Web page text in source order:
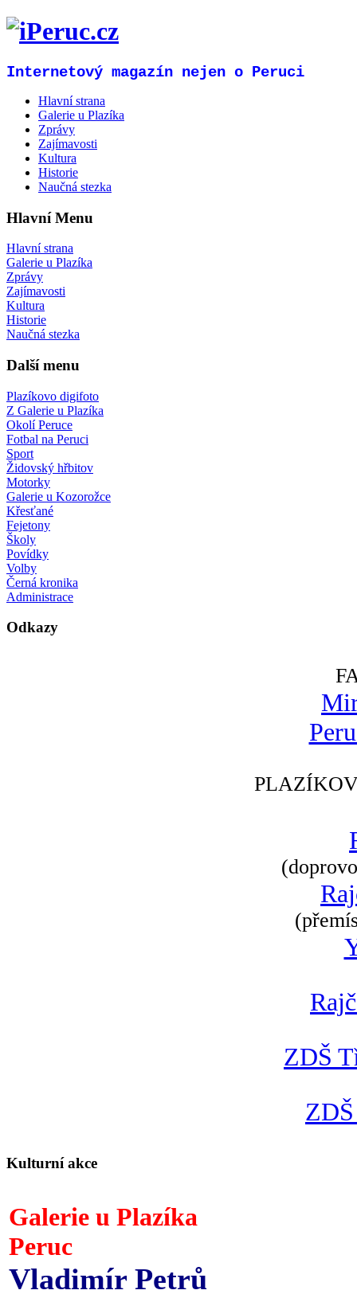
Internetový magazín nejen o Peruci
Hlavní strana
Galerie u Plazíka
Zprávy
Zajímavosti
Kultura
Historie
Naučná stezka
Hlavní Menu
Hlavní strana
Galerie u Plazíka
Zprávy
Zajímavosti
Kultura
Historie
Naučná stezka
Další menu
Plazíkovo digifoto
Z Galerie u Plazíka
Okolí Peruce
Fotbal na Peruci
Sport
Židovský hřbitov
Motorky
Galerie u Kozorožce
Křesťané
Fejetony
Školy
Povídky
Volby
Černá kronika
Administrace
Odkazy
ZDŠ
Kulturní akce
Galerie u Plazíka
Peruc
Vladimír Petrů